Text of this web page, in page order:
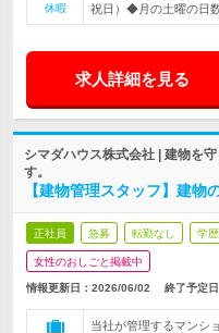
休暇
祝日）◆月の土曜の日
求人詳細を見る
シマダハウス株式会社 | 建物を
す。
【建物管理スタッフ】建物
正社員 急募 転勤なし 学
女性のおしごと掲載中
情報更新日：2026/06/02 終了予定日
当社が管理するマンシ